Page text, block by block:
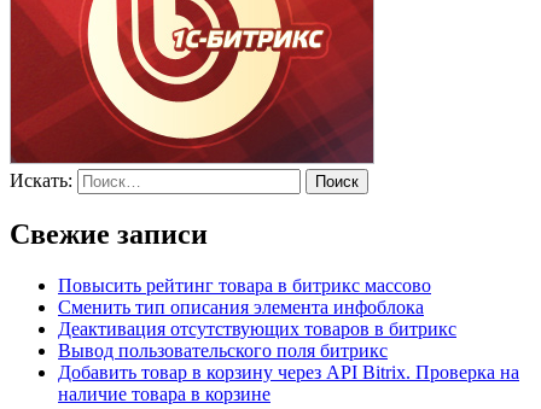
Искать: Поиск
Свежие записи
Повысить рейтинг товара в битрикс массово
Сменить тип описания элемента инфоблока
Деактивация отсутствующих товаров в битрикс
Вывод пользовательского поля битрикс
Добавить товар в корзину через API Bitrix. Проверка на
наличие товара в корзине